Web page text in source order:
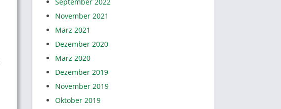
November 2021
März 2021
Dezember 2020
März 2020
Dezember 2019
November 2019
Oktober 2019